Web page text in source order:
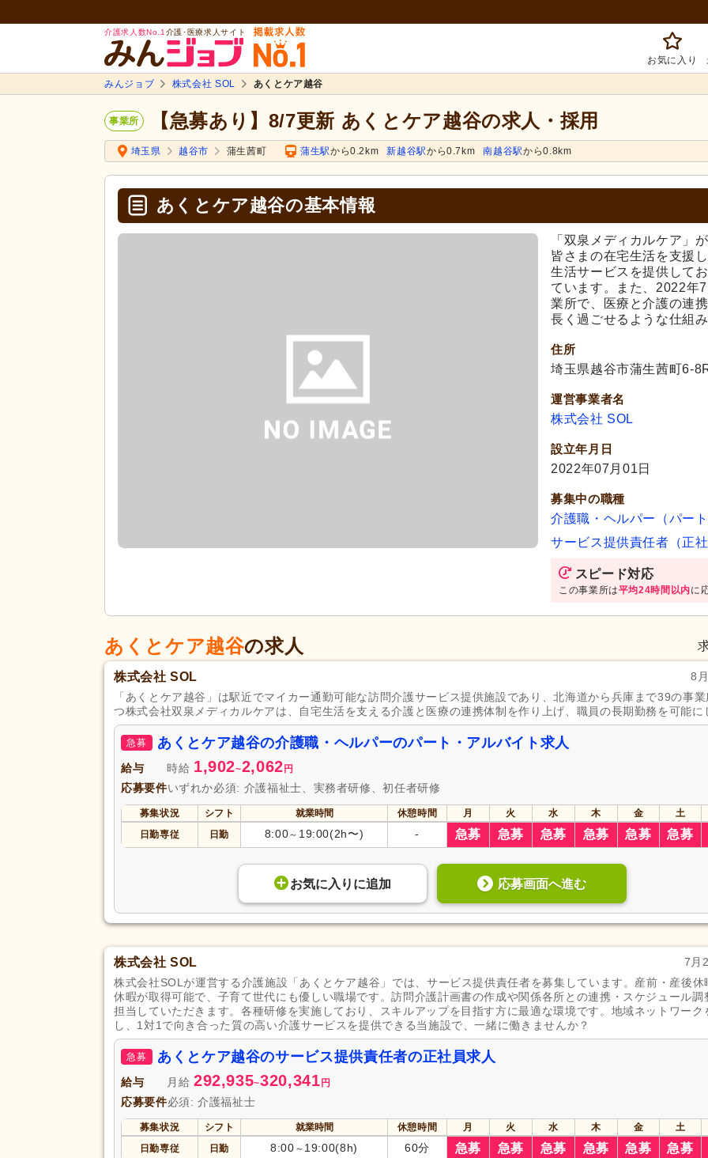
介護求人数No.1 介護･医療求人サイト
お気に入り
みんジョブ 株式会社 SOL あくとケア越谷
事業所 【急募あり】8/7更新 あくとケア越谷の求人・採用
埼玉県 越谷市 蒲生茜町 蒲生駅から0.2km 新越谷駅から0.7km 南越谷駅から0.8km
あくとケア越谷の基本情報
「双泉メディカルケア」
皆さまの在宅生活を支援
生活サービスを提供して
ています。また、2022年
業所で、医療と介護の連
長く過ごせるような仕組
住所
埼玉県越谷市蒲生茜町6-
運営事業者名
株式会社 SOL
設立年月日
2022年07月01日
募集中の職種
介護職・ヘルパー（パー
サービス提供責任者（正
スピード対応
この事業所は平均24時間以内に
あくとケア越谷の求人
株式会社 SOL
8
「あくとケア越谷」は駅近でマイカー通勤可能な訪問介護サービス提供施設であり、北海道から兵庫まで39の事
つ株式会社双泉メディカルケアは、自宅生活を支える介護と医療の連携体制を作り上げ、職員の長期勤務を可能に
急募 あくとケア越谷の介護職・ヘルパーのパート・アルバイト求人
給与 時給 1,902~2,062 円
応募要件いずれか必須: 介護福祉士、実務者研修、初任者研修
募集状況 シフト 就業時間 休憩時間 月 火 水 木 金
土
日勤専従
日勤 8:00～ 19:00(2h〜) - 急募 急募 急募 急募 急募 急募
お気に入り に追加 応募画面へ進む
株式会社 SOL
7月
株式会社SOLが運営する介護施設「あくとケア越谷」では、サービス提供責任者を募集しています。産前・産後休
休暇が取得可能で、子育て世代にも優しい職場です。訪問介護計画書の作成や関係各所との連携・スケジュール調
担当していただきます。各種研修を実施しており、スキルアップを目指す方に最適な環境です。地域ネットワーク
し、1対1で向き合った質の高い介護サービスを提供できる当施設で、一緒に働きませんか？
急募 あくとケア越谷のサービス提供責任者の正社員求人
給与 月給 292,935~320,341 円
応募要件必須: 介護福祉士
募集状況 シフト 就業時間 休憩時間 月 火 水 木 金
土
日勤専従
日勤 8:00 ～ 19:00(8h) 60分 急募 急募 急募 急募 急募 急募